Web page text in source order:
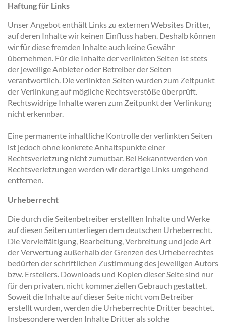
Haftung für Links
Unser Angebot enthält Links zu externen Websites Dritter,
auf deren Inhalte wir keinen Einfluss haben. Deshalb können
wir für diese fremden Inhalte auch keine Gewähr
übernehmen. Für die Inhalte der verlinkten Seiten ist stets
der jeweilige Anbieter oder Betreiber der Seiten
verantwortlich. Die verlinkten Seiten wurden zum Zeitpunkt
der Verlinkung auf mögliche Rechtsverstöße überprüft.
Rechtswidrige Inhalte waren zum Zeitpunkt der Verlinkung
nicht erkennbar.
Eine permanente inhaltliche Kontrolle der verlinkten Seiten
ist jedoch ohne konkrete Anhaltspunkte einer
Rechtsverletzung nicht zumutbar. Bei Bekanntwerden von
Rechtsverletzungen werden wir derartige Links umgehend
entfernen.
Urheberrecht
Die durch die Seitenbetreiber erstellten Inhalte und Werke
auf diesen Seiten unterliegen dem deutschen Urheberrecht.
Die Vervielfältigung, Bearbeitung, Verbreitung und jede Art
der Verwertung außerhalb der Grenzen des Urheberrechtes
bedürfen der schriftlichen Zustimmung des jeweiligen Autors
bzw. Erstellers. Downloads und Kopien dieser Seite sind nur
für den privaten, nicht kommerziellen Gebrauch gestattet.
Soweit die Inhalte auf dieser Seite nicht vom Betreiber
erstellt wurden, werden die Urheberrechte Dritter beachtet.
Insbesondere werden Inhalte Dritter als solche